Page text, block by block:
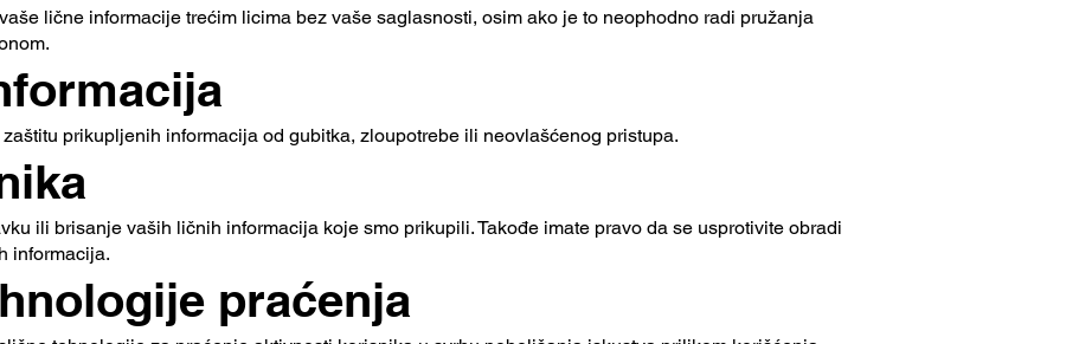
lične informacije trećim licima bez vaše saglasnosti, osim ako je to neophodno radi pružanja
prikupljenih informacija od gubitka, zloupotrebe ili neovlašćenog pristupa.
ili brisanje vaših ličnih informacija koje smo prikupili. Takođe imate pravo da se usprotivite obradi
informacija.
praćenja